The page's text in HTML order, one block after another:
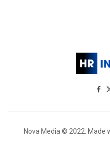
Nova Media © 2022. Made